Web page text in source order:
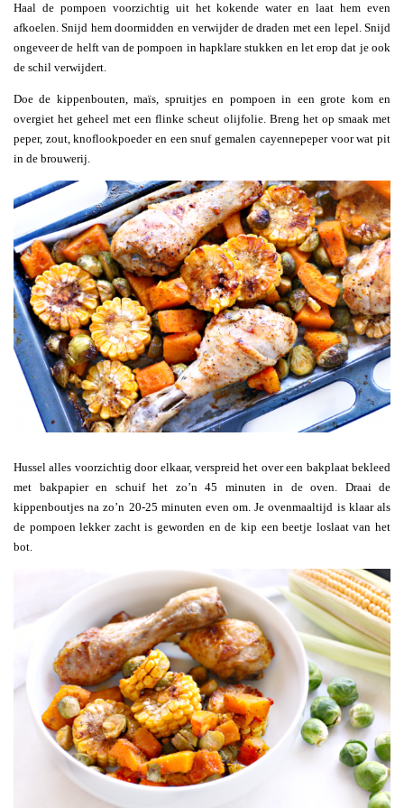
Haal de pompoen voorzichtig uit het kokende water en laat hem even
afkoelen. Snijd hem doormidden en verwijder de draden met een lepel. Snijd
ongeveer de helft van de pompoen in hapklare stukken en let erop dat je ook
de schil verwijdert.
Doe de kippenbouten, maïs, spruitjes en pompoen in een grote kom en
overgiet het geheel met een flinke scheut olijfolie. Breng het op smaak met
peper, zout, knoflookpoeder en een snuf gemalen cayennepeper voor wat pit
in de brouwerij.
Hussel alles voorzichtig door elkaar, verspreid het over een bakplaat bekleed
met bakpapier en schuif het zo’n 45 minuten in de oven. Draai de
kippenboutjes na zo’n 20-25 minuten even om. Je ovenmaaltijd is klaar als
de pompoen lekker zacht is geworden en de kip een beetje loslaat van het
bot.